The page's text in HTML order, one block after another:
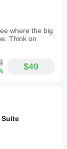
where the big
Think on
$49